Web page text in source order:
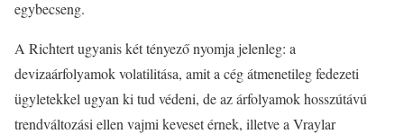
egybecseng.
A Richtert ugyanis két tényező nyomja jelenleg: a
devizaárfolyamok volatilitása, amit a cég átmenetileg fedezeti
ügyletekkel ugyan ki tud védeni, de az árfolyamok hosszútávú
trendváltozási ellen vajmi keveset érnek, illetve a Vraylar